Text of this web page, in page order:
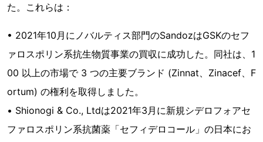
た。これらは：
• 2021年10月にノバルティス部門のSandozはGSKのセフ
ァロスポリン系抗生物質事業の買収に成功した。同社は、1
00 以上の市場で 3 つの主要ブランド (Zinnat、Zinacef、F
ortum) の権利を取得しました。
• Shionogi & Co., Ltdは2021年3月に新規シデロフォアセ
ファロスポリン系抗菌薬「セフィデロコール」の日本にお